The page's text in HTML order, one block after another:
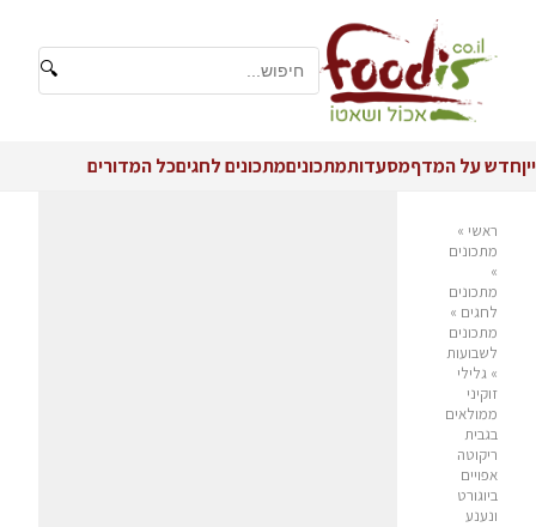
🔍
ייןחדש על המדףמסעדותמתכוניםמתכונים לחגיםכל המדורים
ראשי »
מתכונים
»
מתכונים
לחגים »
מתכונים
לשבועות
» גלילי
זוקיני
ממולאים
בגבית
ריקוטה
אפויים
ביוגורט
ונענע